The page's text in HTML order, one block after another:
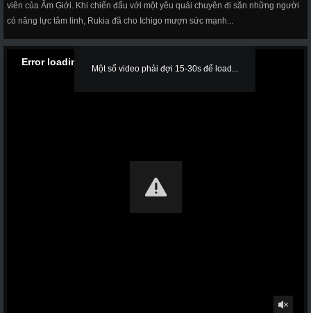
viên của Âm Giới. Khi chiến đấu với một yêu quái chuyên đi săn những người
có năng lực tâm linh, Rukia đã cho Ichigo mượn sức mạnh...
Một số video phải đợi 15-30s để load...
Error loading media: File could not be played